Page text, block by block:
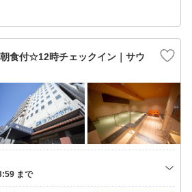
朝食付☆12時チェックイン｜サウ